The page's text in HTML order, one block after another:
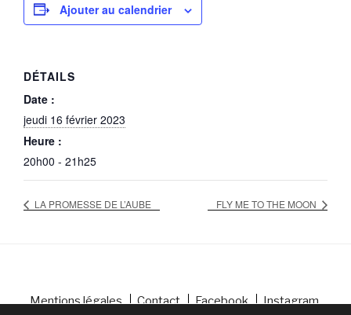
Ajouter au calendrier
DÉTAILS
Date :
jeudi 16 février 2023
Heure :
20h00 - 21h25
LA PROMESSE DE L’AUBE FLY ME TO THE MOON
Mentions légales Contact Facebook
Instagram